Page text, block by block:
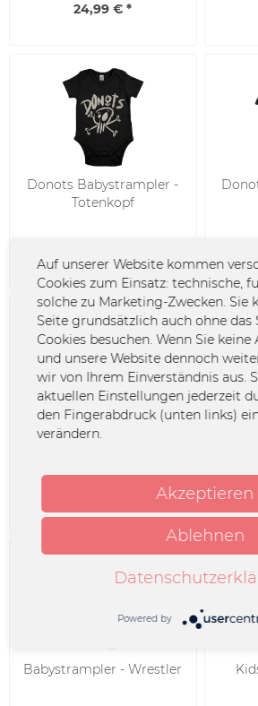
24,99 € *
Donots Babystrampler -
Totenkopf
Donots Kids-Hoodie -
Kids
Babystrampler - Wrestler
Auf unserer Website kommen
Cookies zum Einsatz: technische,
solche zu Marketing-Zwecken. Sie
Seite grundsätzlich auch ohne das
Cookies besuchen. Wenn Sie
und unsere Website dennoch
wir von Ihrem Einverständnis aus.
aktuellen Einstellungen jederzeit
den Fingerabdruck (unten links)
verändern.
Akzeptieren
Ablehnen
Powered by